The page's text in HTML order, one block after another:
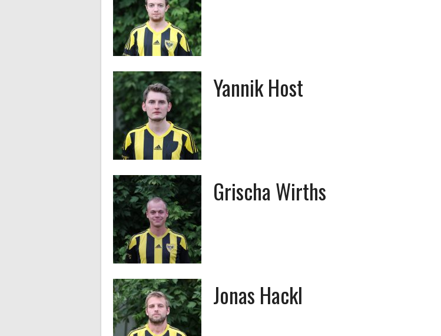
Yannik Host
Grischa Wirths
Jonas Hackl